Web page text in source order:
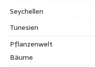
Seychellen
Tunesien
Pflanzenwelt
Bäume